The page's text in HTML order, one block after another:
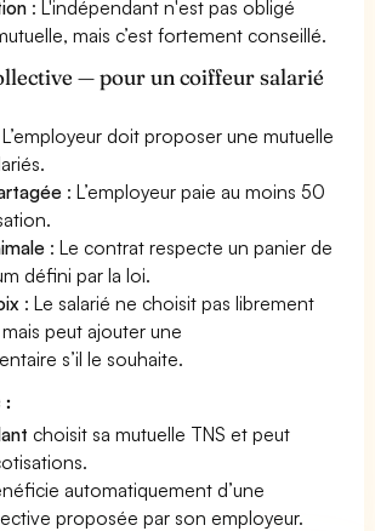
: L'indépendant n'est pas obligé
mais c’est fortement conseillé.
— pour un coiffeur salarié
L’employeur doit proposer une mutuelle
: L’employeur paie au moins 50
: Le contrat respecte un panier de
défini par la loi.
: Le salarié ne choisit pas librement
peut ajouter une
s’il le souhaite.
:
choisit sa mutuelle TNS et peut
automatiquement d’une
proposée par son employeur.